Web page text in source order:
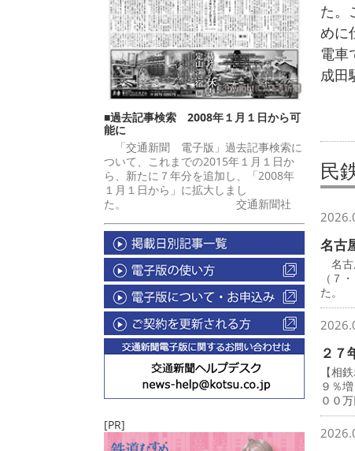
■過去記事検索 2008年１月１日から可
能に
「交通新聞 電子版」過去記事検索に
ついて、これまでの2015年１月１日か
ら、新たに７年分を追加し、「2008年
１月１日から」に拡大しまし
た。 交通新聞社
[PR]
た。
めに
電車
成田
民
名古
名古
（７
た。
２７
【相
９％
００